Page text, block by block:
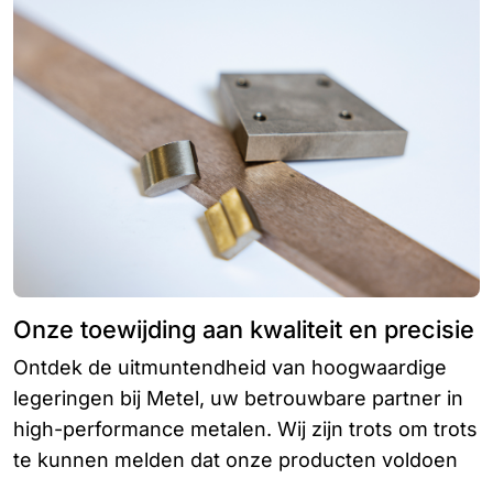
Onze toewijding aan kwaliteit en precisie
Ontdek de uitmuntendheid van hoogwaardige
legeringen bij Metel, uw betrouwbare partner in
high-performance metalen. Wij zijn trots om trots
te kunnen melden dat onze producten voldoen